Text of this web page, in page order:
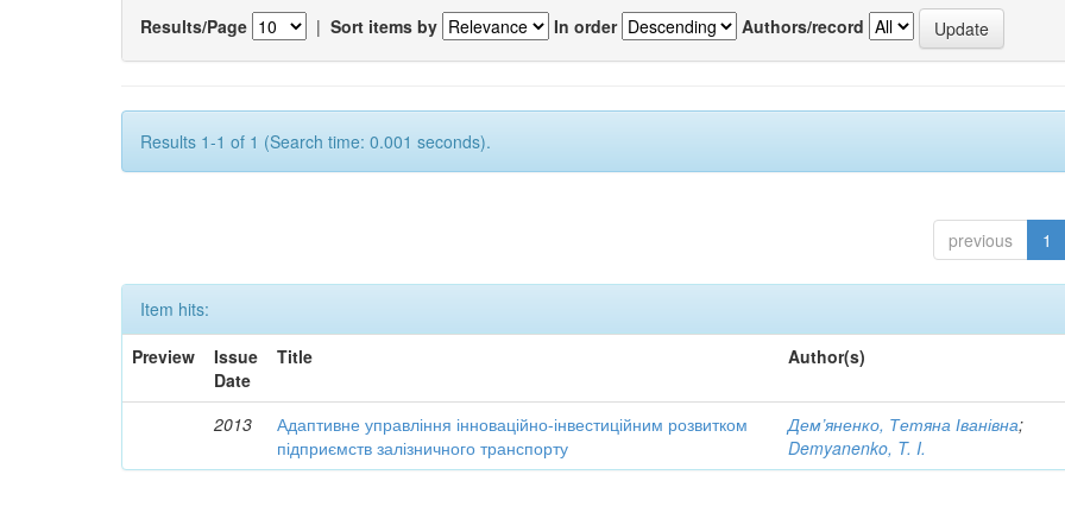
Results/Page | Sort items by In order Authors/record
Results 1-1 of 1 (Search time: 0.001 seconds).
previous 1
Item hits:
Preview
Issue
Date
Title Author(s)
2013
Адаптивне управління інноваційно-інвестиційним розвитком
підприємств залізничного транспорту
Дем’яненко, Тетяна Іванівна;
Demyanenko, T. I.